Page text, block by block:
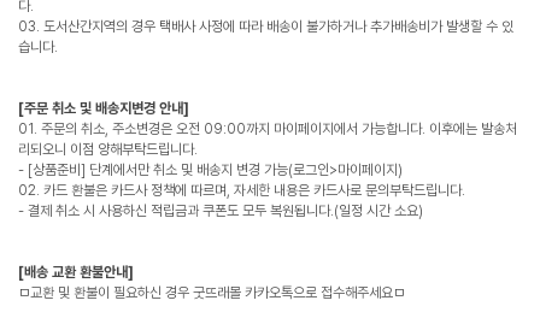
다.
03. 도서산간지역의 경우 택배사 사정에 따라 배송이 불가하거나 추가배송비가 발생할 수 있
습니다.
[주문 취소 및 배송지변경 안내]
01. 주문의 취소, 주소변경은 오전 09:00까지 마이페이지에서 가능합니다. 이후에는 발송처
리되오니 이점 양해부탁드립니다.
- [상품준비] 단계에서만 취소 및 배송지 변경 가능(로그인>마이페이지)
02. 카드 환불은 카드사 정책에 따르며, 자세한 내용은 카드사로 문의부탁드립니다.
- 결제 취소 시 사용하신 적립금과 쿠폰도 모두 복원됩니다.(일정 시간 소요)
[배송 교환 환불안내]
ㅁ교환 및 환불이 필요하신 경우 굿뜨래몰 카카오톡으로 접수해주세요ㅁ